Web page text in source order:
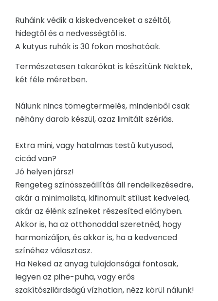
Ruháink védik a kiskedvenceket a széltől,
hidegtől és a nedvességtől is.
A kutyus ruhák is 30 fokon moshatóak.
Természetesen takarókat is készítünk Nektek,
két féle méretben.
Nálunk nincs tömegtermelés, mindenből csak
néhány darab készül, azaz limitált szériás.
Extra mini, vagy hatalmas testű kutyusod,
cicád van?
Jó helyen jársz!
Rengeteg színösszeállítás áll rendelkezésedre,
akár a minimalista, kifinomult stílust kedveled,
akár az élénk színeket részesíted előnyben.
Akkor is, ha az otthonoddal szeretnéd, hogy
harmonizáljon, és akkor is, ha a kedvenced
színéhez választasz.
Ha Neked az anyag tulajdonságai fontosak,
legyen az pihe-puha, vagy erős
szakítószilárdságú vízhatlan, nézz körül nálunk!